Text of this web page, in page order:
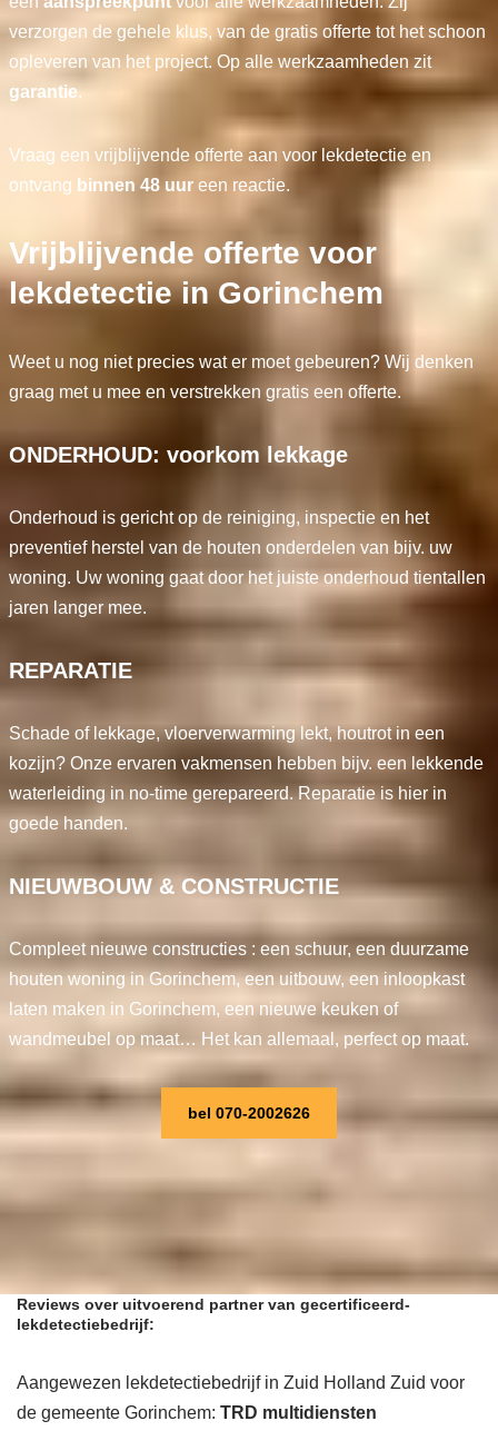
verzorgen de gehele klus, van de gratis offerte tot het schoon
opleveren van het project. Op alle werkzaamheden zit
garantie.
Vraag een vrijblijvende offerte aan voor lekdetectie en
ontvang binnen 48 uureen reactie.
Vrijblijvende offerte voor
lekdetectie in Gorinchem
Weet u nog niet precies wat er moet gebeuren? Wij denken
graag met u mee en verstrekken gratis een offerte.
ONDERHOUD: voorkom lekkage
Onderhoud is gericht op de reiniging, inspectie en het
preventief herstel van de houten onderdelen van bijv. uw
woning. Uw woning gaat door het juiste onderhoud tientallen
jaren langer mee.
REPARATIE
Schade of lekkage, vloerverwarming lekt, houtrot in een
kozijn? Onze ervaren vakmensen hebben bijv. een lekkende
waterleiding in no-time gerepareerd. Reparatie is hier in
goede handen.
NIEUWBOUW & CONSTRUCTIE
Compleet nieuwe constructies : een schuur, een duurzame
houten woning in Gorinchem, een uitbouw, een inloopkast
laten maken in Gorinchem, een nieuwe keuken of
wandmeubel op maat… Het kan allemaal, perfect op maat.
bel 070-2002626
Reviews over uitvoerend partner van gecertificeerd-
lekdetectiebedrijf:
Aangewezen lekdetectiebedrijf in Zuid Holland Zuid voor
de gemeente Gorinchem: TRD multidiensten